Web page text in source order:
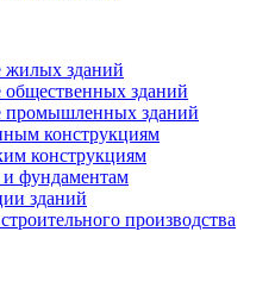
жилых зданий
общественных зданий
промышленных зданий
конструкциям
конструкциям
фундаментам
зданий
производства